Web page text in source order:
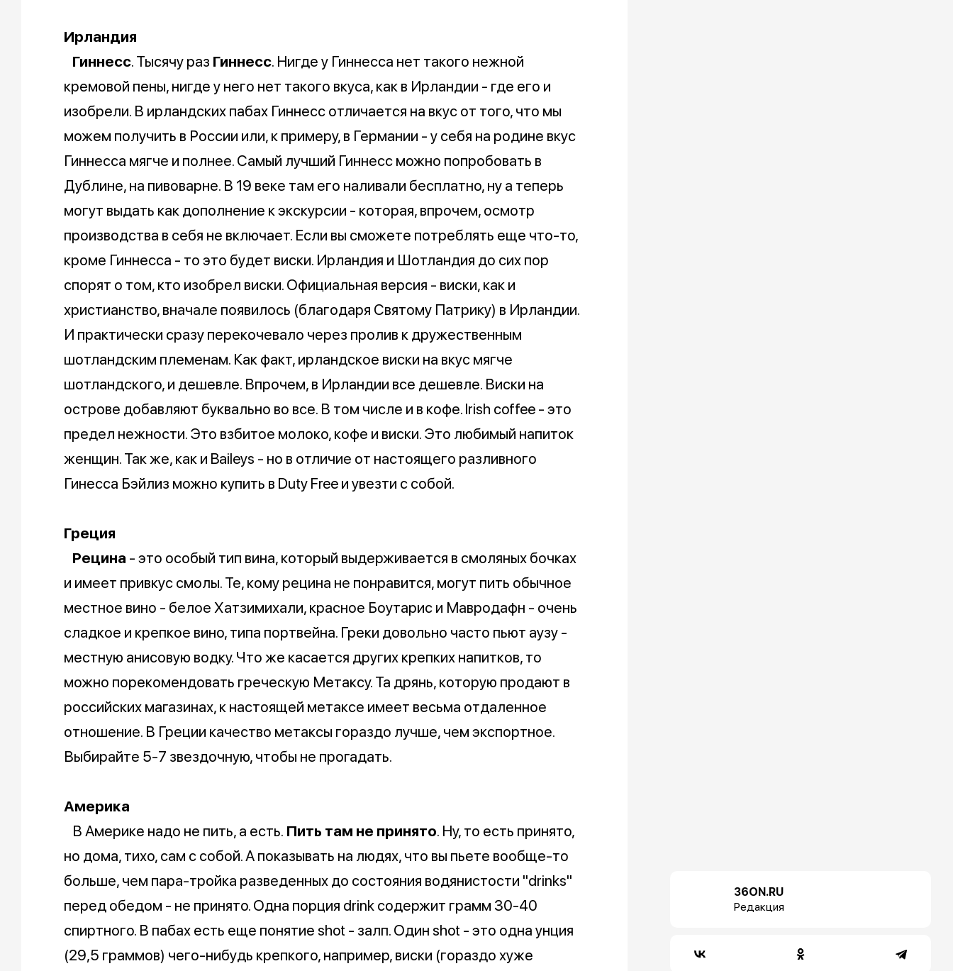
Ирландия
Гиннесс. Тысячу раз Гиннесс. Нигде у Гиннесса нет такого нежной
кремовой пены, нигде у него нет такого вкуса, как в Ирландии - где его и
изобрели. В ирландских пабах Гиннесс отличается на вкус от того, что мы
можем получить в России или, к примеру, в Германии - у себя на родине вкус
Гиннесса мягче и полнее. Самый лучший Гиннесс можно попробовать в
Дублине, на пивоварне. В 19 веке там его наливали бесплатно, ну а теперь
могут выдать как дополнение к экскурсии - которая, впрочем, осмотр
производства в себя не включает. Если вы сможете потреблять еще что-то,
кроме Гиннесса - то это будет виски. Ирландия и Шотландия до сих пор
спорят о том, кто изобрел виски. Официальная версия - виски, как и
христианство, вначале появилось (благодаря Святому Патрику) в Ирландии.
И практически сразу перекочевало через пролив к дружественным
шотландским племенам. Как факт, ирландское виски на вкус мягче
шотландского, и дешевле. Впрочем, в Ирландии все дешевле. Виски на
острове добавляют буквально во все. В том числе и в кофе. Irish coffee - это
предел нежности. Это взбитое молоко, кофе и виски. Это любимый напиток
женщин. Так же, как и Baileys - но в отличие от настоящего разливного
Гинесса Бэйлиз можно купить в Duty Free и увезти с собой.
Греция
Рецина - это особый тип вина, который выдерживается в смоляных бочках
и имеет привкус смолы. Те, кому рецина не понравится, могут пить обычное
местное вино - белое Хатзимихали, красное Боутарис и Мавродафн - очень
сладкое и крепкое вино, типа портвейна. Греки довольно часто пьют аузу -
местную анисовую водку. Что же касается других крепких напитков, то
можно порекомендовать греческую Метаксу. Та дрянь, которую продают в
российских магазинах, к настоящей метаксе имеет весьма отдаленное
отношение. В Греции качество метаксы гораздо лучше, чем экспортное.
Выбирайте 5-7 звездочную, чтобы не прогадать.
Америка
В Америке надо не пить, а есть. Пить там не принято. Ну, то есть принято,
но дома, тихо, сам с собой. А показывать на людях, что вы пьете вообще-то
больше, чем пара-тройка разведенных до состояния водянистости "drinks"
перед обедом - не принято. Одна порция drink содержит грамм 30-40
спиртного. В пабах есть еще понятие shot - залп. Один shot - это одна унция
(29,5 граммов) чего-нибудь крепкого, например, виски (гораздо хуже
36ON.RU
Редакция